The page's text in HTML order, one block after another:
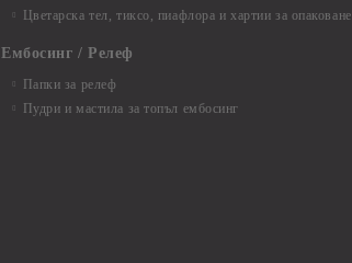
Цветарска тел, тиксо, пиафлора и хартии за опаковане
Ембосинг / Релеф
Папки за релеф
Пудри и мастила за топъл ембосинг